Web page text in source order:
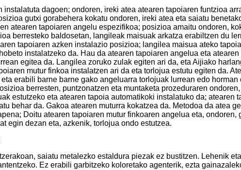
dagoen; ondoren, ireki atea atearen tapoiaren funtzioa
gutxi gorabehera kokatu ondoren, ireki atea eta saiatu
atearen tapoiaren angelu espezifikoa; posizioa amaitu ondoren,
berresteko baldosetan, langileak maisuak arkatza erabiltzen du
tapoiaren azken instalazio posizioa; langilea maisua ateko
instalatzeko da. Hau da atearen tapoiaren angelua eta
egitea da. Langilea zoruko zulak egiten ari da, eta Aijiako
mutur finkoa instalatzen ari da eta torlojua estutu egiten da.
erabili barne barne gako angeluarra torlojuak lurrean edo
berresten, puntzonatzen eta muntaketa prozeduraren
estutzeko eta atearen tapoia automatikoki instalatuko da; atearen
behar da. Gakoa atearen muturra kokatzea da. Metodoa da atea
Doitu atearen tapoiaren mutur finkoaren angelua eta,
egin dezan eta, azkenik, torlojua ondo estutzea.
saiatu metalezko estaldura piezak ez bustitzen. Lehenik
Ez erabili garbitzeko koloretako agenterik, ezta